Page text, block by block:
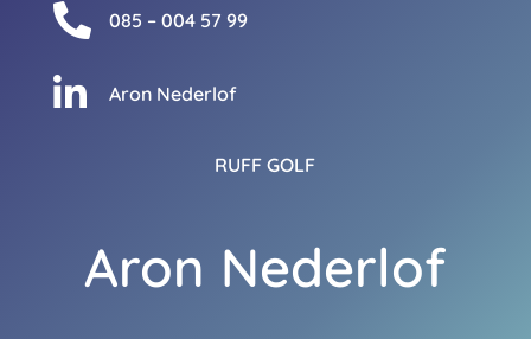
 085 – 004 57 99
 Aron Nederlof
RUFF GOLF
Aron Nederlof